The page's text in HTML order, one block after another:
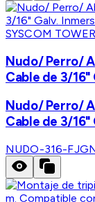
SYSCOM
Nudo/ Perro/
Cable de 3/16"
Nudo/ Perro/
Cable de 3/16"
NUDO-316-FJG